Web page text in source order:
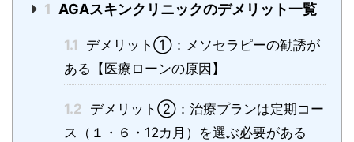
1 AGAスキンクリニックのデメリット一覧
1.1
デメリット①：メソセラピーの勧誘が
ある【医療ローンの原因】
1.2 デメリット②：治療プランは定期コー
ス（１・６・12カ月）を選ぶ必要がある